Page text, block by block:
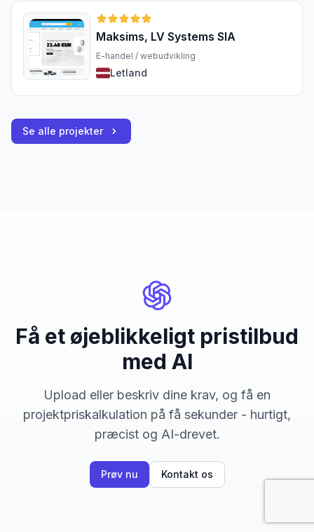
Maksims, LV Systems SIA
E-handel / webudvikling
Letland
Se alle projekter
Få et øjeblikkeligt pristilbud
med AI
Upload eller beskriv dine krav, og få en
projektpriskalkulation på få sekunder - hurtigt,
præcist og AI-drevet.
Prøv nu Kontakt os